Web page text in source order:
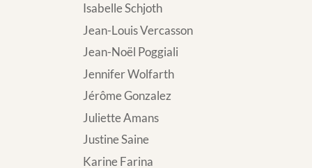
Isabelle Schjoth
Jean-Louis Vercasson
Jean-Noël Poggiali
Jennifer Wolfarth
Jérôme Gonzalez
Juliette Amans
Justine Saine
Karine Farina